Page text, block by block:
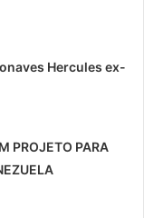
Hercules ex-
PROJETO PARA